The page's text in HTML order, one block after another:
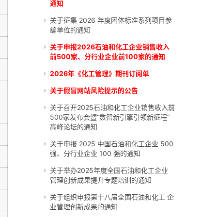
通知
关于征集 2026 年度团体标准系列项目参
编单位的通知
关于申报2026石油和化工企业销售收入
前500家、分行业企业前100家的通知
2026年《化工管理》期刊订阅单
关于假冒网站风险提示的公告
关于召开2025石油和化工企业销售收入前
500家发布会暨“数智新引擎引领新征程”
高峰论坛的通知
关于申报 2025 中国石油和化工企业 500
强、分行业企业 100 强的通知
关于举办2025年度全国石油和化工企业
管理创新成果提升专题培训的通知
关于组织申报第十八届全国石油和化工 企
业管理创新成果的通知